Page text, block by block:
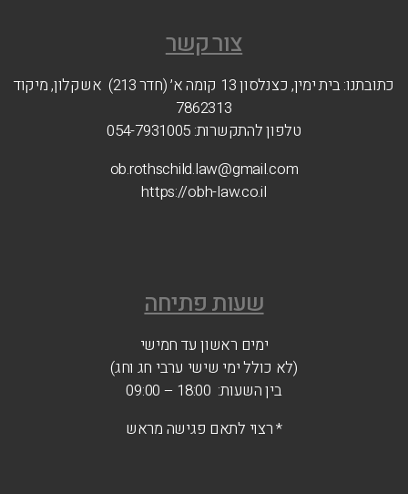
צור קשר
כתובתנו: בית ימין, כצנלסון 13 קומה א׳ (חדר 213) אשקלון, מיקוד
7862313
טלפון להתקשרות: 054-7931005
ob.rothschild.law@gmail.com
https://obh-law.co.il
שעות פתיחה
ימים ראשון עד חמישי
(לא כולל ימי שישי ערבי חג וחג)
בין השעות: 18:00 – 09:00
* רצוי לתאם פגישה מראש